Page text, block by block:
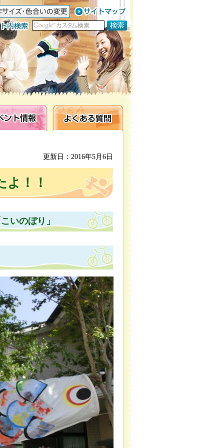
情報 よくある質問
更新日：2016年5月6日
！！
いのぼり」